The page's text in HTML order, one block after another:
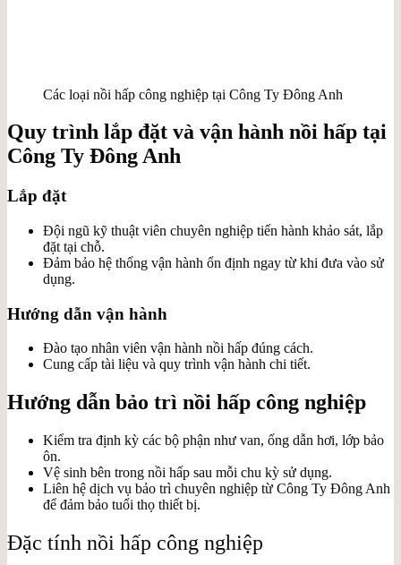
Các loại nồi hấp công nghiệp tại Công Ty Đông Anh
Quy trình lắp đặt và vận hành nồi hấp tại
Công Ty Đông Anh
Lắp đặt
Đội ngũ kỹ thuật viên chuyên nghiệp tiến hành khảo sát, lắp
đặt tại chỗ.
Đảm bảo hệ thống vận hành ổn định ngay từ khi đưa vào sử
dụng.
Hướng dẫn vận hành
Đào tạo nhân viên vận hành nồi hấp đúng cách.
Cung cấp tài liệu và quy trình vận hành chi tiết.
Hướng dẫn bảo trì nồi hấp công nghiệp
Kiểm tra định kỳ các bộ phận như van, ống dẫn hơi, lớp bảo
ôn.
Vệ sinh bên trong nồi hấp sau mỗi chu kỳ sử dụng.
Liên hệ dịch vụ bảo trì chuyên nghiệp từ Công Ty Đông Anh
để đảm bảo tuổi thọ thiết bị.
Đặc tính nồi hấp công nghiệp